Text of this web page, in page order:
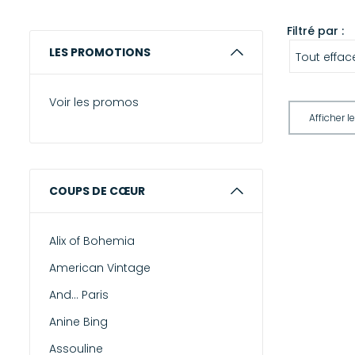
LES PROMOTIONS
Voir les promos
COUPS DE CŒUR
Alix of Bohemia
American Vintage
And... Paris
Anine Bing
Assouline
Filtré par :
Tout